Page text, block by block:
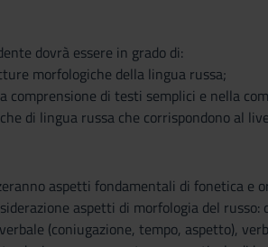
dovrà essere in grado di:
morfologiche della lingua russa;
comprensione di testi semplici e nella
di lingua russa che corrispondono al
aspetti fondamentali di fonetica
aspetti di morfologia del
(coniugazione, tempo, aspetto),